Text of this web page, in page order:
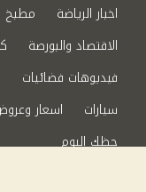
اخبار الرياضة
مطبخ
الاقتصاد والبورصة
فيديوهات فضائيات
سيارات
اسعار
حظك اليوم